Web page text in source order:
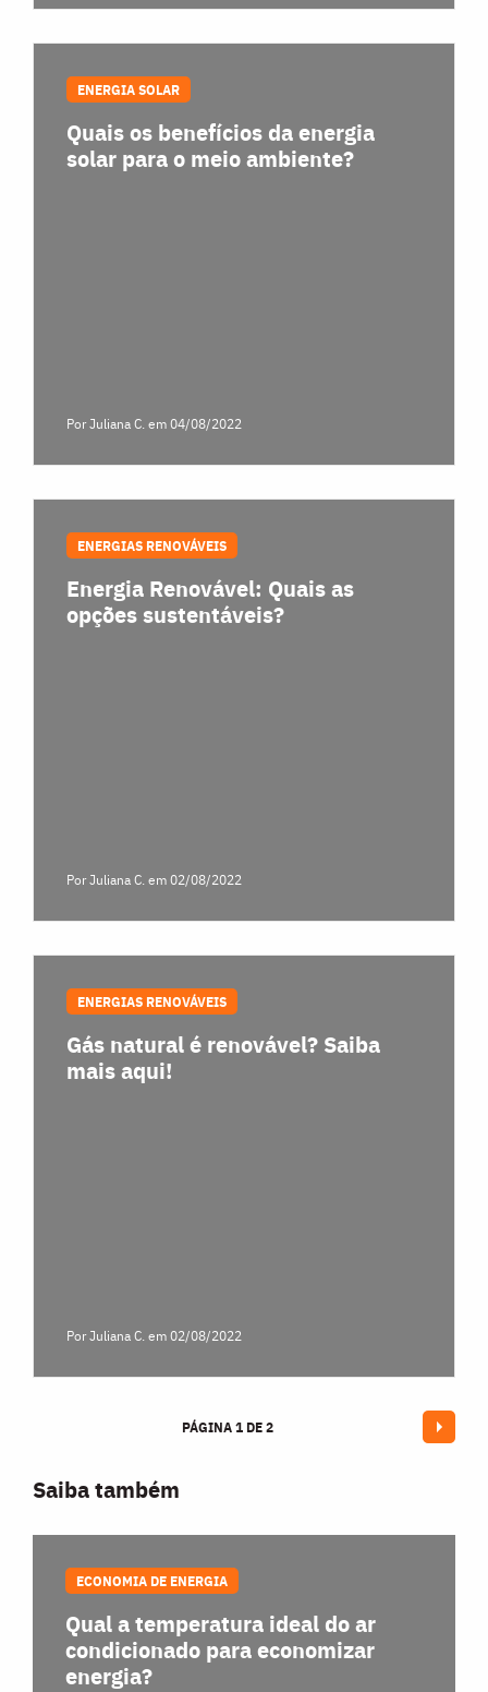
ENERGIA SOLAR
Quais os benefícios da energia
solar para o meio ambiente?
Por Juliana C. em 04/08/2022
ENERGIAS RENOVÁVEIS
Energia Renovável: Quais as
opções sustentáveis?
Por Juliana C. em 02/08/2022
ENERGIAS RENOVÁVEIS
Gás natural é renovável? Saiba
mais aqui!
Por Juliana C. em 02/08/2022
PÁGINA 1 DE 2
Saiba também
ECONOMIA DE ENERGIA
Qual a temperatura ideal do ar
condicionado para economizar
energia?